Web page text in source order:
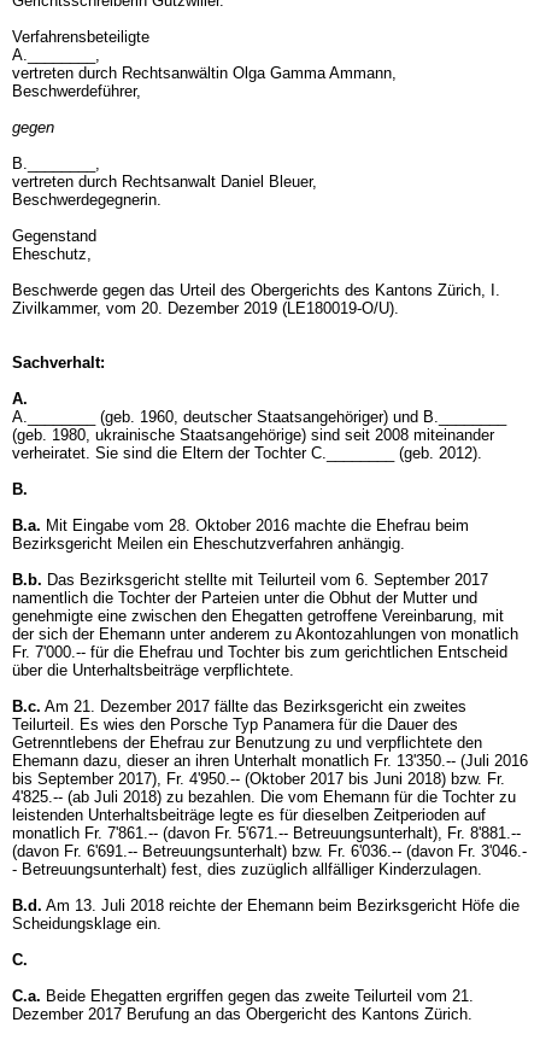
Verfahrensbeteiligte
A.________,
vertreten durch Rechtsanwältin Olga Gamma Ammann,
Beschwerdeführer,
gegen
B.________,
vertreten durch Rechtsanwalt Daniel Bleuer,
Beschwerdegegnerin.
Gegenstand
Eheschutz,
Beschwerde gegen das Urteil des Obergerichts des Kantons Zürich, I.
Zivilkammer, vom 20. Dezember 2019 (LE180019-O/U).
Sachverhalt:
A.
A.________ (geb. 1960, deutscher Staatsangehöriger) und B.________
(geb. 1980, ukrainische Staatsangehörige) sind seit 2008 miteinander
verheiratet. Sie sind die Eltern der Tochter C.________ (geb. 2012).
B.
B.a. Mit Eingabe vom 28. Oktober 2016 machte die Ehefrau beim
Bezirksgericht Meilen ein Eheschutzverfahren anhängig.
B.b. Das Bezirksgericht stellte mit Teilurteil vom 6. September 2017
namentlich die Tochter der Parteien unter die Obhut der Mutter und
genehmigte eine zwischen den Ehegatten getroffene Vereinbarung, mit
der sich der Ehemann unter anderem zu Akontozahlungen von monatlich
Fr. 7'000.-- für die Ehefrau und Tochter bis zum gerichtlichen Entscheid
über die Unterhaltsbeiträge verpflichtete.
B.c. Am 21. Dezember 2017 fällte das Bezirksgericht ein zweites
Teilurteil. Es wies den Porsche Typ Panamera für die Dauer des
Getrenntlebens der Ehefrau zur Benutzung zu und verpflichtete den
Ehemann dazu, dieser an ihren Unterhalt monatlich Fr. 13'350.-- (Juli 2016
bis September 2017), Fr. 4'950.-- (Oktober 2017 bis Juni 2018) bzw. Fr.
4'825.-- (ab Juli 2018) zu bezahlen. Die vom Ehemann für die Tochter zu
leistenden Unterhaltsbeiträge legte es für dieselben Zeitperioden auf
monatlich Fr. 7'861.-- (davon Fr. 5'671.-- Betreuungsunterhalt), Fr. 8'881.--
(davon Fr. 6'691.-- Betreuungsunterhalt) bzw. Fr. 6'036.-- (davon Fr. 3'046.-
- Betreuungsunterhalt) fest, dies zuzüglich allfälliger Kinderzulagen.
B.d. Am 13. Juli 2018 reichte der Ehemann beim Bezirksgericht Höfe die
Scheidungsklage ein.
C.
C.a. Beide Ehegatten ergriffen gegen das zweite Teilurteil vom 21.
Dezember 2017 Berufung an das Obergericht des Kantons Zürich.